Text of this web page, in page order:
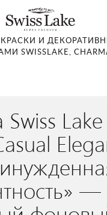
И
SWISSLAKE,
Swiss
—